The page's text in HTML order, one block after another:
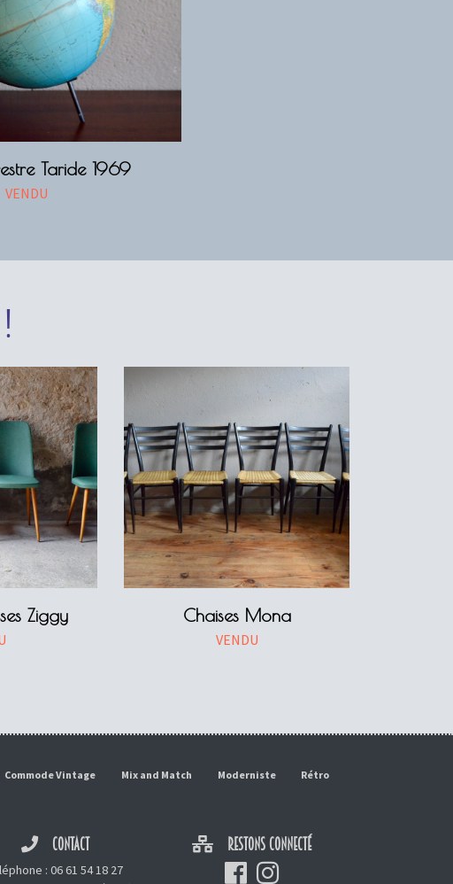
Taride 1969
VENDU
Ziggy Chaises Mona
VENDU
Commode Vintage Mix and Match Moderniste
Rétro
CONTACT
: 06 61 54 18 27
RESTONS CONNECTÉ